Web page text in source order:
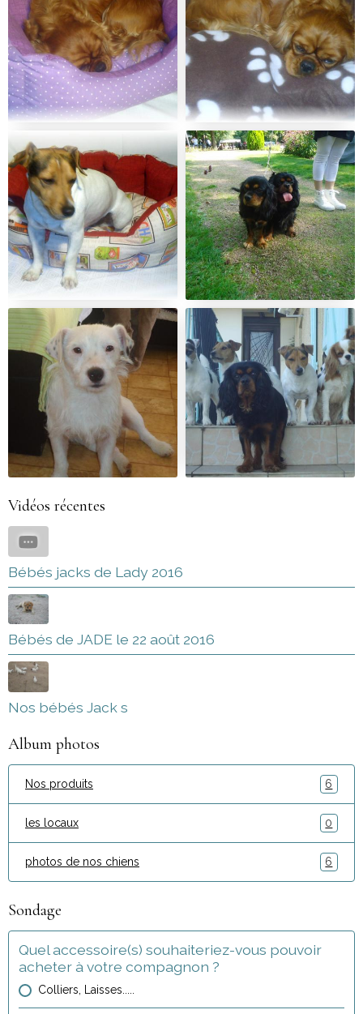
Vidéos récentes
Bébés jacks de Lady 2016
Bébés de JADE le 22 août 2016
Nos bébés Jack s
Album photos
Nos produits 6
les locaux 0
photos de nos chiens 6
Sondage
Quel accessoire(s) souhaiteriez-vous pouvoir
acheter à votre compagnon ?
Colliers, Laisses.....